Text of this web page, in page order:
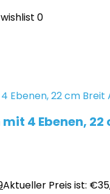
0
4 Ebenen,
Aktueller Preis ist: